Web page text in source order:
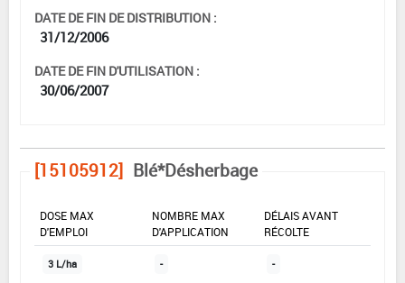
DATE DE FIN DE DISTRIBUTION :
31/12/2006
DATE DE FIN D'UTILISATION :
30/06/2007
[15105912] Blé*Désherbage
DOSE MAX
D'EMPLOI
NOMBRE MAX
D'APPLICATION
DÉLAIS AVANT
RÉCOLTE
3 L/ha - -